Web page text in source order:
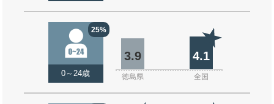
25%
0～24歳
3.9 4.1
徳島県 全国